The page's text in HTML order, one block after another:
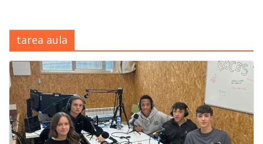
tarea aula